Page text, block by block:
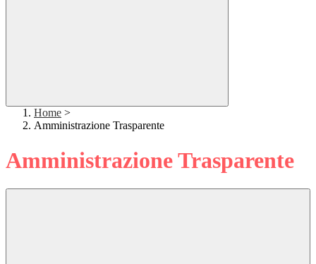
Home >
Amministrazione Trasparente
Amministrazione Trasparente